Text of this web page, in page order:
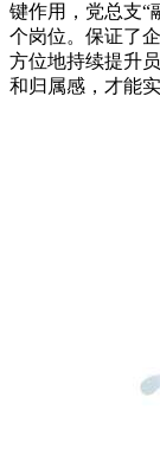
键作用，党总支“
个岗位。保证了
方位地持续提升
和归属感，才能